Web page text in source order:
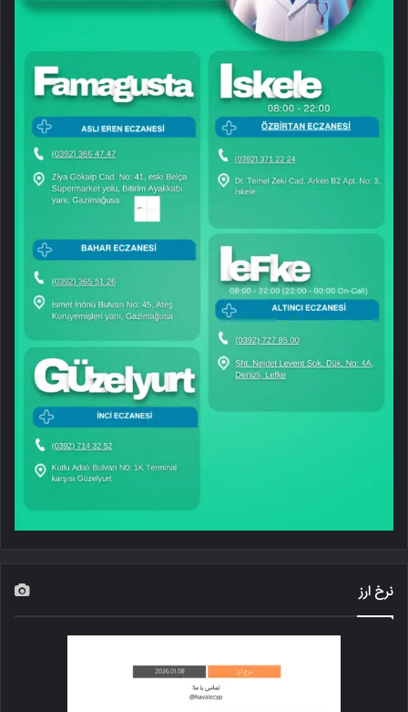
نرخ ارز